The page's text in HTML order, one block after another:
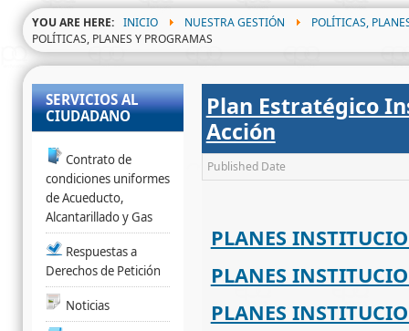
YOU ARE HERE: INICIO NUESTRA GESTIÓN
POLÍTICAS,
POLÍTICAS, PLANES Y PROGRAMAS
Plan Estratégico
Acción
Published Date
PLANES
PLANES
PLANES
SERVICIOS AL
CIUDADANO
Contrato de
condiciones uniformes
de Acueducto,
Alcantarillado y Gas
Respuestas a
Derechos de Petición
Noticias